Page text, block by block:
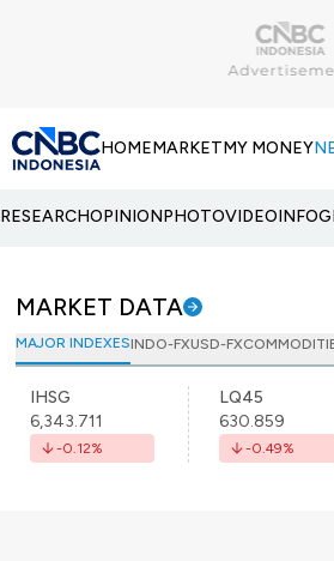
HOMEMARKETMY MONEY
RESEARCHOPINIONPHOTOVIDEO
MARKET DATA
MAJOR INDEXESINDO-FXUSD-FX
IHSG
6,343.711
-0.12%
LQ45
630.859
-0.49%